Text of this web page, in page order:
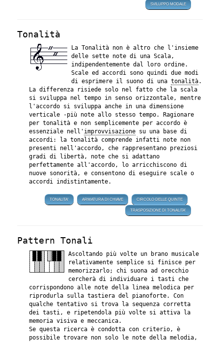
SVILUPPO MODALE
Tonalità
La Tonalità non è altro che l'insieme
delle sette note di una Scala,
indipendentemente dal loro ordine.
Scale ed accordi sono quindi due modi
di esprimere il suono di una tonalità.
La differenza risiede solo nel fatto che la scala
si sviluppa nel tempo in senso orizzontale, mentre
l'accordo si sviluppa anche in una dimensione
verticale -più note allo stesso tempo. Ragionare
per tonalità e non semplicemente per accordo è
essenziale nell' improvvisazione su una base di
accordi: la tonalità comprende infatti note non
presenti nell'accordo, che rappresentano preziosi
gradi di libertà, note che si adattano
perfettamente all'accordo, lo arricchiscono di
nuove sonorità, e consentono di eseguire scale o
accordi indistintamente.
TONALITA' ARMATURA DI CHIAVE CIRCOLO DELLE QUINTE
TRASPOSIZIONE DI TONALITA'
Pattern Tonali
Ascoltando più volte un brano musicale
relativamente semplice si finisce per
memorizzarlo; chi suona ad orecchio
cercherà di individuare i tasti che
corrispondono alle note della linea melodica per
riprodurla sulla tastiera del pianoforte. Con
qualche tentativo si trova la sequenza corretta
dei tasti, e ripetendola più volte si attiva la
memoria visiva e meccanica.
Se questa ricerca è condotta con criterio, è
possibile trovare non solo le note della melodia,